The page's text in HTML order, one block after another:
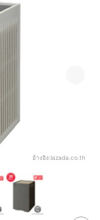
อ้างอิง:lazada.co.th